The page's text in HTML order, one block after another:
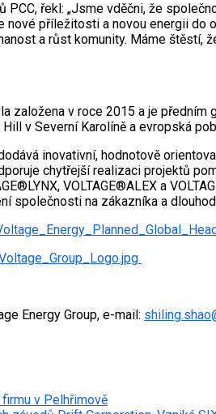
řekl: „Jsme vděčni, že
nové příležitosti a novou energii
a růst komunity. Máme štěstí,
založena v roce 2015 a je
v Severní Karolíně a evropská
inovativní, hodnotově
chytřejší realizaci projektů
VOLTAGE®ALEX a
společnosti na zákazníka a
Energy Group, e-mail:
firmu v Pelhřimově